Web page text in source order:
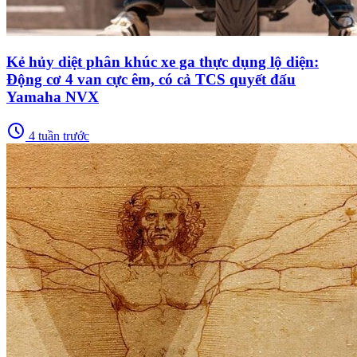
Kẻ hủy diệt phân khúc xe ga thực dụng lộ diện:
Động cơ 4 van cực êm, có cả TCS quyết đấu
Yamaha NVX
schedule 4 tuần trước